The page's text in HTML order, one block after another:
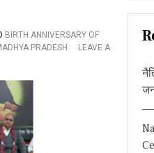
BIRTH ANNIVERSARY OF
PRADESH
LEAVE A
a